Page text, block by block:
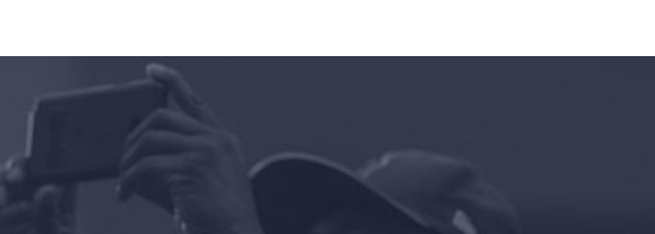
Take Back the Courts
与我们合作
新闻